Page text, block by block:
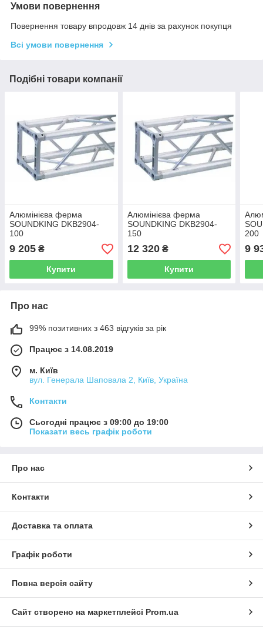
Умови повернення
Повернення товару впродовж 14 днів за рахунок покупця
Всі умови повернення
Подібні товари компанії
Алюмінієва ферма
SOUNDKING DKB2904-
100
9 205 ₴
Купити
Алюмінієва ферма
SOUNDKING DKB2904-
150
12 320₴
Купити
200
9
Про нас
99% позитивних з 463 відгуків за рік
Працює з 14.08.2019
м. Київ
вул. Генерала Шаповала 2, Київ, Україна
Контакти
Сьогодні працює з 09:00 до 19:00
Показати весь графік роботи
Про нас
Контакти
Доставка та оплата
Графік роботи
Повна версія сайту
Сайт створено на маркетплейсі Prom.ua